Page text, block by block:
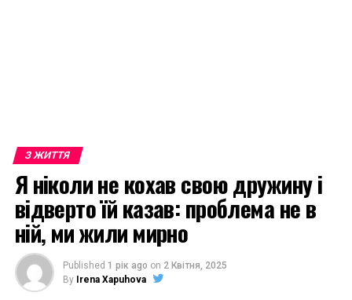
З ЖИТТЯ
Я ніколи не кохав свою дружину і
відверто їй казав: проблема не в
ній, ми жили мирно
Published 1 рік ago on 2 Квітня, 2025
By Irena Xapuhova